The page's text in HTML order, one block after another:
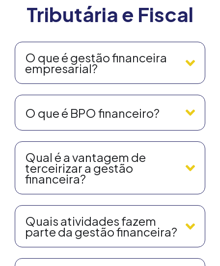
Tributária e Fiscal
O que é gestão financeira
empresarial?
O que é BPO financeiro?
Qual é a vantagem de
terceirizar a gestão
financeira?
Quais atividades fazem
parte da gestão financeira?